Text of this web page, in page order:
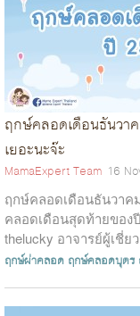
ฤกษ์คลอดเดือนธันว
เยอะนะจ๊ะ
MamaExpert Team 16
ฤกษ์คลอดเดือนธันวาค
คลอดเดือนสุดท้ายของ
thelucky อาจารย์ผู้เชี่
ฤกษ์คลอดไว้ตามนี้แ...
ฤกษ์ผ่าคลอด ฤกษ์คลอดบุตร